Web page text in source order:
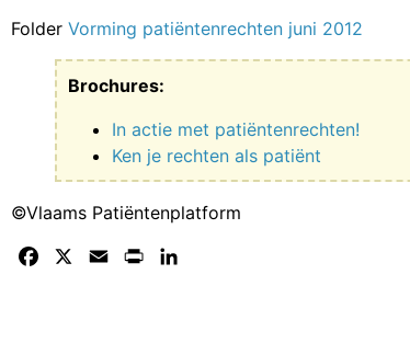
Folder Vorming patiëntenrechten juni 2012
Brochures:
In actie met patiëntenrechten!
Ken je rechten als patiënt
©Vlaams Patiëntenplatform
Facebook Email Print